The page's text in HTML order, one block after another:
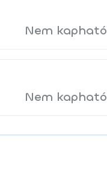
Nem kapható
Nem kapható